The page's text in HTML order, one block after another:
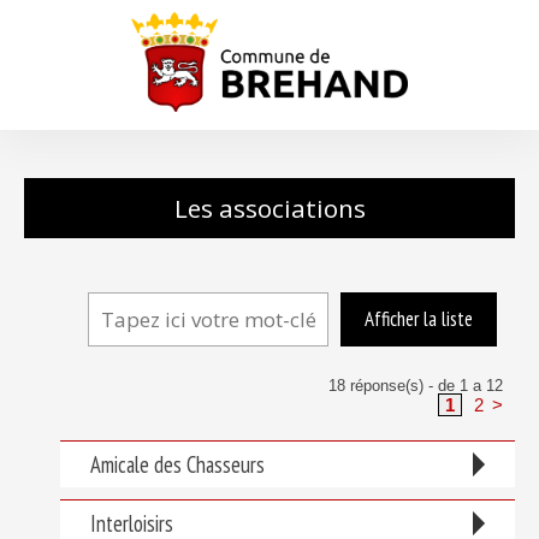
Les associations
18 réponse(s) - de 1 a 12
1 2 >
Amicale des Chasseurs
Interloisirs